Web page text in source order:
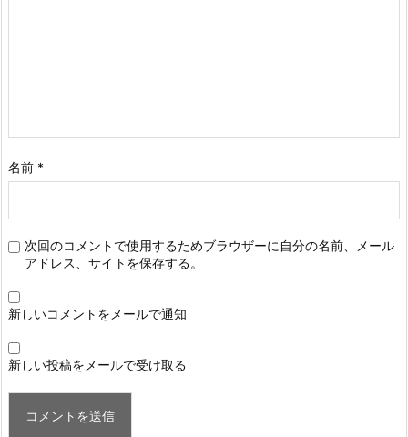
名前 *
次回のコメントで使用するためブラウザーに自分の名前、メール
アドレス、サイトを保存する。
新しいコメントをメールで通知
新しい投稿をメールで受け取る